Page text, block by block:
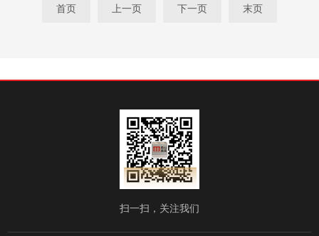
首页 上一页 下一页 末页
扫一扫，关注我们